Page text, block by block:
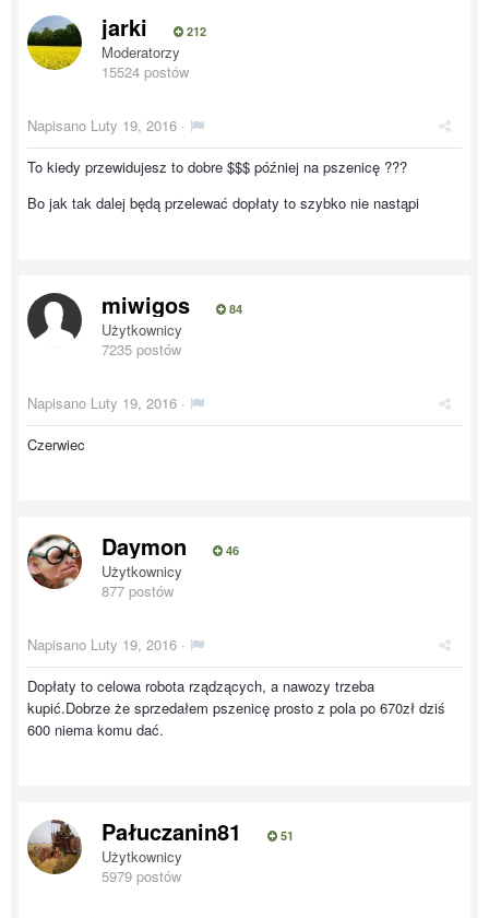
jarki 212
Moderatorzy
15524 postów
Napisano Luty 19, 2016 ·
To kiedy przewidujesz to dobre $$$ później na pszenicę ???
Bo jak tak dalej będą przelewać dopłaty to szybko nie nastąpi
miwigos 84
Użytkownicy
7235 postów
Napisano Luty 19, 2016 ·
Czerwiec
Daymon 46
Użytkownicy
877 postów
Napisano Luty 19, 2016 ·
Dopłaty to celowa robota rządzących, a nawozy trzeba
kupić.Dobrze że sprzedałem pszenicę prosto z pola po 670zł dziś
600 niema komu dać.
Pałuczanin81 51
Użytkownicy
5979 postów